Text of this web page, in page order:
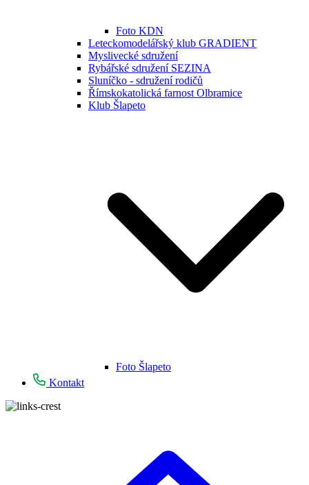
Foto KDN
Leteckomodelářský klub GRADIENT
Myslivecké sdružení
Rybářské sdružení SEZINA
Sluníčko - sdružení rodičů
Římskokatolická farnost Olbramice
Klub Šlapeto
Foto Šlapeto
Kontakt